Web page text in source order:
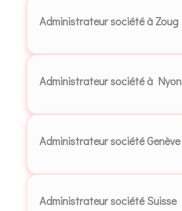
Administrateur société à Zoug
Administrateur société à Nyon
Administrateur société Genève
Administrateur société Suisse